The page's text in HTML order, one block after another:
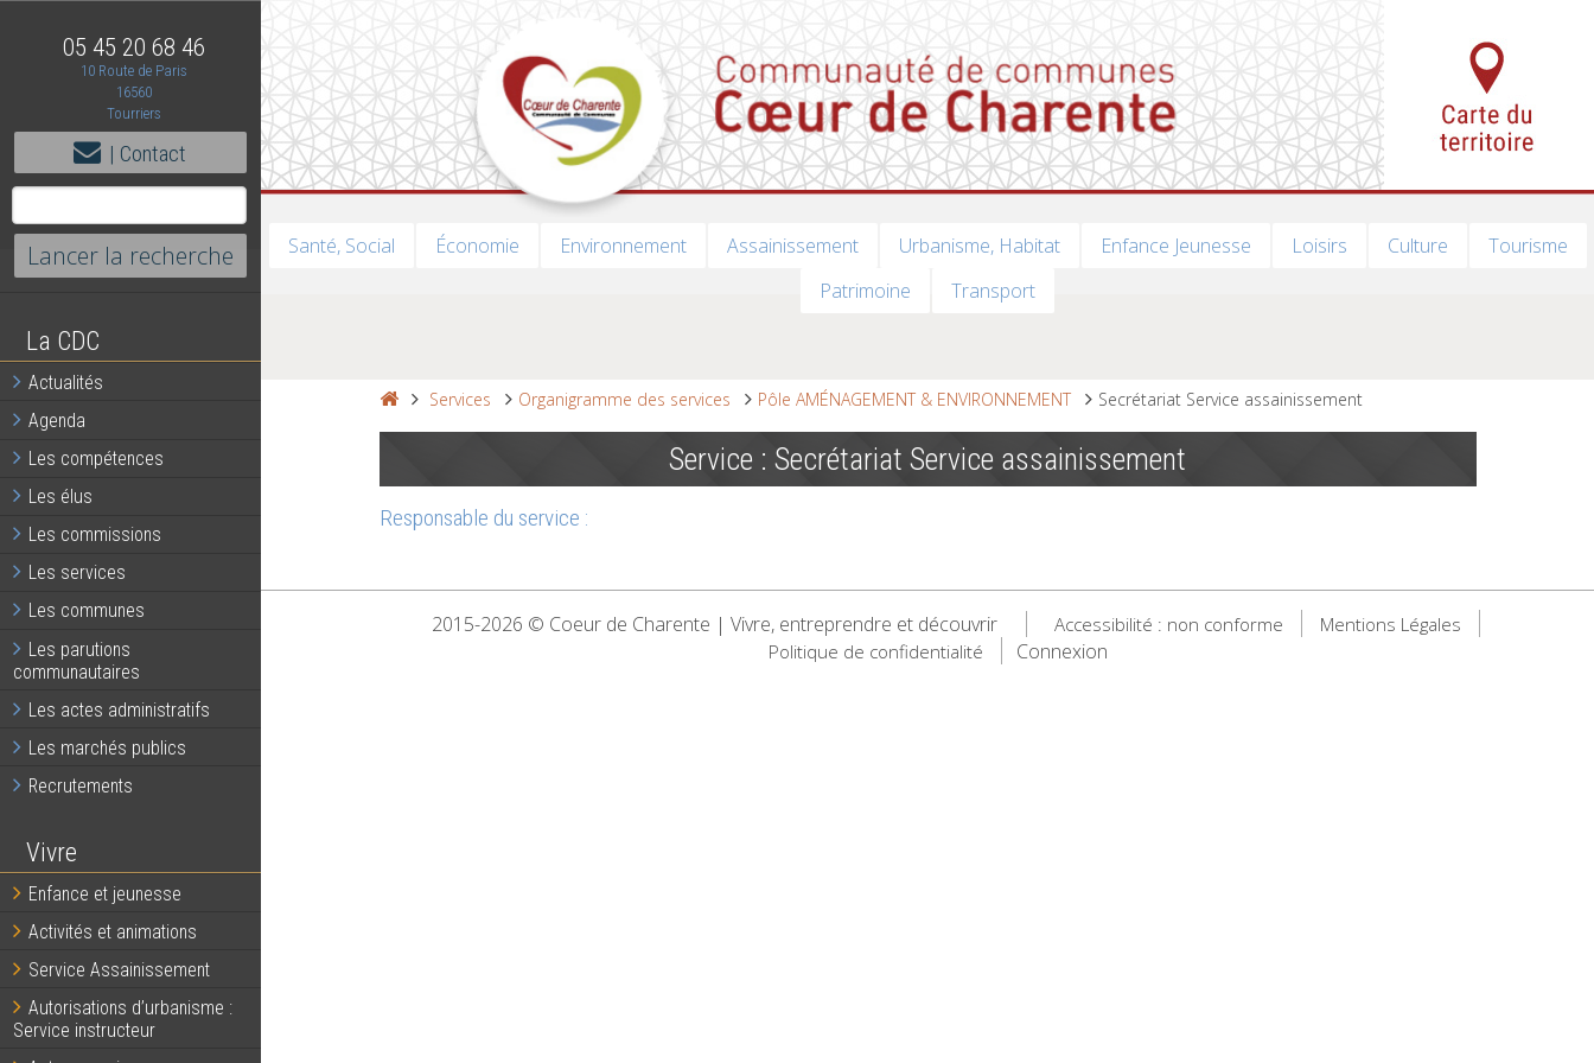
05 45 20 68 46
10 Route de Paris
16560
Tourriers
| Contact
La CDC
Actualités
Agenda
Les compétences
Les élus
Les commissions
Les services
Les communes
Les parutions
communautaires
Les actes administratifs
Les marchés publics
Recrutements
Vivre
Enfance et jeunesse
Activités et animations
Service Assainissement
Autorisations d’urbanisme :
Service instructeur
Santé, Social Économie Environnement Assainissement Urbanisme, Habitat Enfance Jeunesse Loisirs Culture
Tourisme
Patrimoine
Transport
Services Organigramme des services Pôle AMÉNAGEMENT & ENVIRONNEMENT Secrétariat Service assainissement
Service : Secrétariat Service assainissement
Responsable du service :
2015-2026 © Coeur de Charente | Vivre, entreprendre et découvrir Accessibilité : non conforme
Mentions Légales
Politique de confidentialité
Connexion